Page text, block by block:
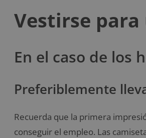
Vestirse
En el caso de los
Preferiblemente
Recuerda que la primera
conseguir el empleo. Las